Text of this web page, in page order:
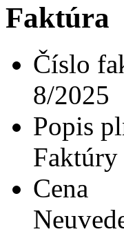
Faktúra
Číslo
8/2025
Popis
Cena